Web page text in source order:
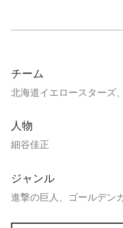
チーム
北海道イエロースターズ
人物
細谷佳正
ジャンル
進撃の巨人、ゴールデン